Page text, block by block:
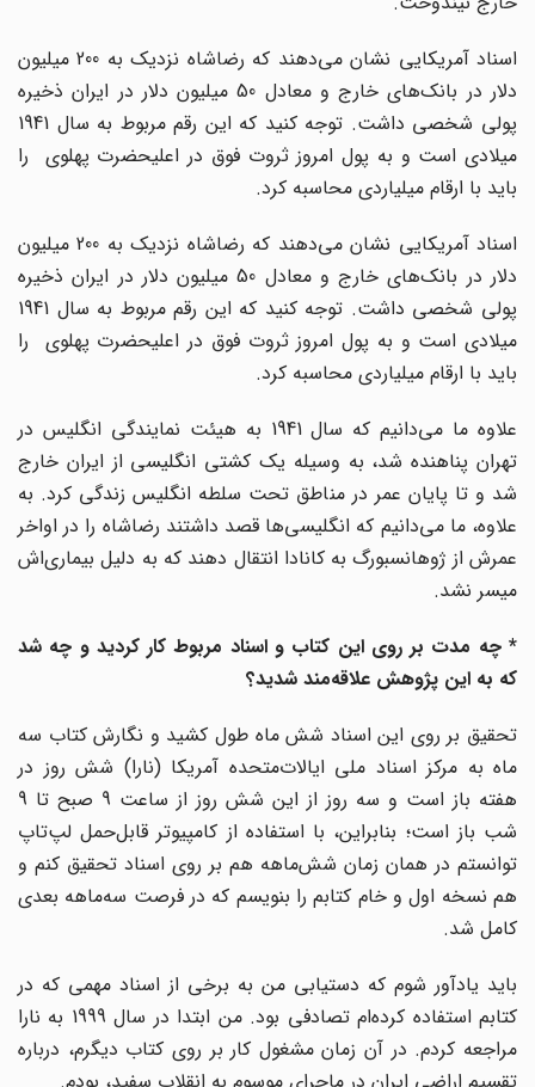
اسناد آمریکایی نشان می‌دهند که رضاشاه نزدیک به 200 میلیون
دلار در بانک‌های خارج و معادل 50 میلیون دلار در ایران ذخیره
پولی شخصی داشت. توجه کنید که این رقم مربوط به سال 1941
میلادی است و به پول امروز ثروت فوق در اعلیحضرت پهلوی را
باید با ارقام میلیاردی محاسبه کرد.
اسناد آمریکایی نشان می‌دهند که رضاشاه نزدیک به 200 میلیون
دلار در بانک‌های خارج و معادل 50 میلیون دلار در ایران ذخیره
پولی شخصی داشت. توجه کنید که این رقم مربوط به سال 1941
میلادی است و به پول امروز ثروت فوق در اعلیحضرت پهلوی را
باید با ارقام میلیاردی محاسبه کرد.
علاوه ما می‌دانیم که سال 1941 به هیئت نمایندگی انگلیس در
تهران پناهنده شد، به وسیله یک کشتی انگلیسی از ایران خارج
شد و تا پایان عمر در مناطق تحت سلطه انگلیس زندگی کرد. به
علاوه، ما می‌دانیم که انگلیسی‌ها قصد داشتند رضاشاه را در اواخر
عمرش از ژوهانسبورگ به کانادا انتقال دهند که به دلیل بیماری‌اش
میسر نشد.
* چه مدت بر روی این کتاب و اسناد مربوط کار کردید و چه شد
که به این پژوهش علاقه‌مند شدید؟
تحقیق بر روی این اسناد شش ماه طول کشید و نگارش کتاب سه
ماه به مرکز اسناد ملی ایالات‌متحده آمریکا (نارا) شش روز در
هفته باز است و سه روز از این شش روز از ساعت 9 صبح تا 9
شب باز است؛ بنابراین، با استفاده از کامپیوتر قابل‌حمل لپ‌تاپ
توانستم در همان زمان شش‌ماهه هم بر روی اسناد تحقیق کنم و
هم نسخه اول و خام کتابم را بنویسم که در فرصت سه‌ماهه بعدی
کامل شد.
باید یادآور شوم که دستیابی من به برخی از اسناد مهمی که در
کتابم استفاده کرده‌ام تصادفی بود. من ابتدا در سال 1999 به نارا
مراجعه کردم. در آن زمان مشغول کار بر روی کتاب دیگرم، درباره